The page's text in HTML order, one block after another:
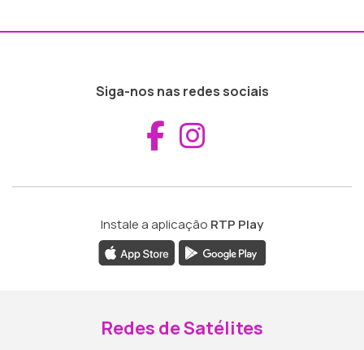
Siga-nos nas redes sociais
Aceder ao
Instale a aplicação RTP Play
Redes de Satélites